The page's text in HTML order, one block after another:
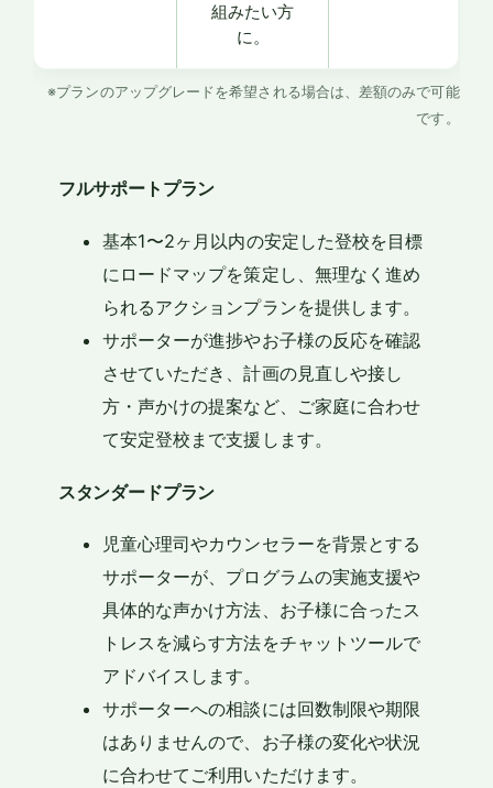
組みたい方
に。
※プランのアップグレードを希望される場合は、差額のみで可能
です。
フルサポートプラン
基本1〜2ヶ月以内の安定した登校を目標
にロードマップを策定し、無理なく進め
られるアクションプランを提供します。
サポーターが進捗やお子様の反応を確認
させていただき、計画の見直しや接し
方・声かけの提案など、ご家庭に合わせ
て安定登校まで支援します。
スタンダードプラン
児童心理司やカウンセラーを背景とする
サポーターが、プログラムの実施支援や
具体的な声かけ方法、お子様に合ったス
トレスを減らす方法をチャットツールで
アドバイスします。
サポーターへの相談には回数制限や期限
はありませんので、お子様の変化や状況
に合わせてご利用いただけます。